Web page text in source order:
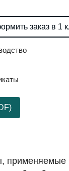
заказ в 1
применяемые